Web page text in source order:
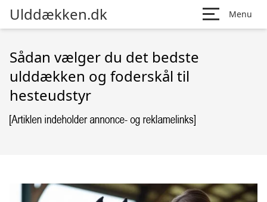
Ulddækken.dk Menu
Sådan vælger du det bedste
ulddækken og foderskål til
hesteudstyr